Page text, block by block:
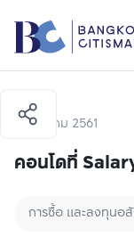
7 สิงหาคม 2561
คอนโดที่
การซื้อ และลงทุนอ